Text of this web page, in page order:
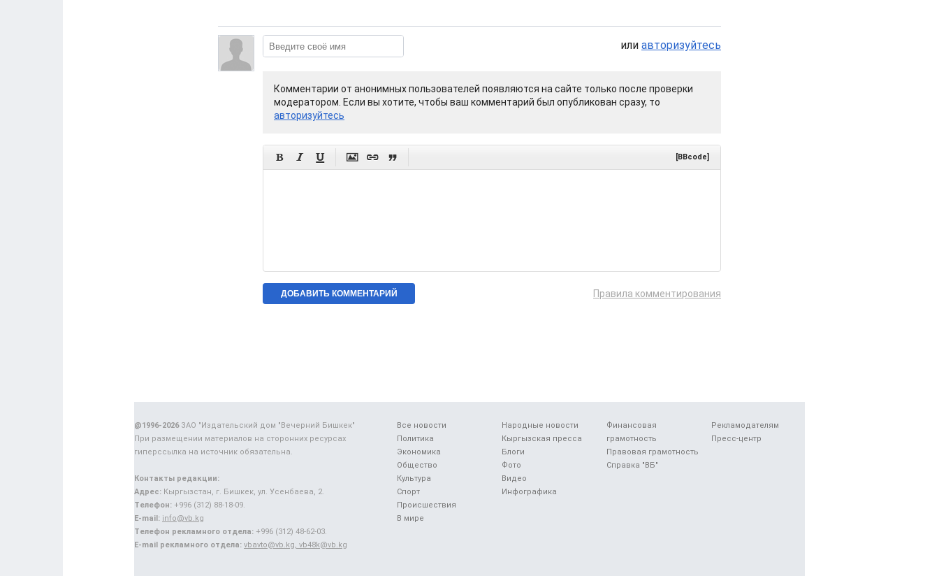
или авторизуйтесь
Комментарии от анонимных пользователей появляются на сайте только после проверки
модератором. Если вы хотите, чтобы ваш комментарий был опубликован сразу, то
авторизуйтесь
      [BBcode]
Правила комментирования
Все новости
Политика
Экономика
Общество
Культура
Спорт
Происшествия
В мире
Народные новости
Кыргызская пресса
Блоги
Фото
Видео
Инфографика
Финансовая
грамотность
Правовая грамотность
Справка "ВБ"
Рекламодателям
Пресс-центр
@1996-2026ЗАО "Издательский дом "Вечерний Бишкек"
При размещении материалов на сторонних ресурсах
гиперссылка на источник обязательна.
Контакты редакции:
Адрес: Кыргызстан, г. Бишкек, ул. Усенбаева, 2.
Телефон: +996 (312) 88-18-09.
E-mail: info@vb.kg
Телефон рекламного отдела: +996 (312) 48-62-03.
E-mail рекламного отдела: vbavto@vb.kg, vb48k@vb.kg